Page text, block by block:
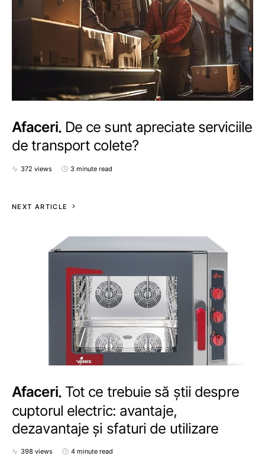
Afaceri De ce sunt apreciate serviciile
de transport colete?
372 views 3 minute read
NEXT ARTICLE
Afaceri Tot ce trebuie să știi despre
cuptorul electric: avantaje,
dezavantaje și sfaturi de utilizare
398 views 4 minute read